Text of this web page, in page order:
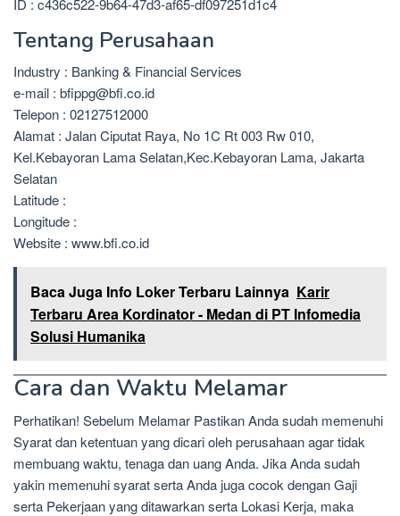
ID : c436c522-9b64-47d3-af65-df097251d1c4
Tentang Perusahaan
Industry : Banking & Financial Services
e-mail : bfippg@bfi.co.id
Telepon : 02127512000
Alamat : Jalan Ciputat Raya, No 1C Rt 003 Rw 010,
Kel.Kebayoran Lama Selatan,Kec.Kebayoran Lama, Jakarta
Selatan
Latitude :
Longitude :
Website : www.bfi.co.id
Baca Juga Info Loker Terbaru Lainnya Karir
Terbaru Area Kordinator - Medan di PT Infomedia
Solusi Humanika
Cara dan Waktu Melamar
Perhatikan! Sebelum Melamar Pastikan Anda sudah memenuhi
Syarat dan ketentuan yang dicari oleh perusahaan agar tidak
membuang waktu, tenaga dan uang Anda. Jika Anda sudah
yakin memenuhi syarat serta Anda juga cocok dengan Gaji
serta Pekerjaan yang ditawarkan serta Lokasi Kerja, maka